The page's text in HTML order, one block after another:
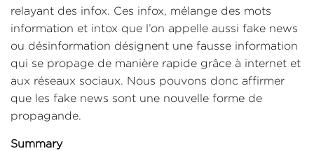
relayant des infox. Ces infox, mélange des mots
information et intox que l’on appelle aussi fake news
ou désinformation désignent une fausse information
qui se propage de manière rapide grâce à internet et
aux réseaux sociaux. Nous pouvons donc affirmer
que les fake news sont une nouvelle forme de
propagande.
Summary